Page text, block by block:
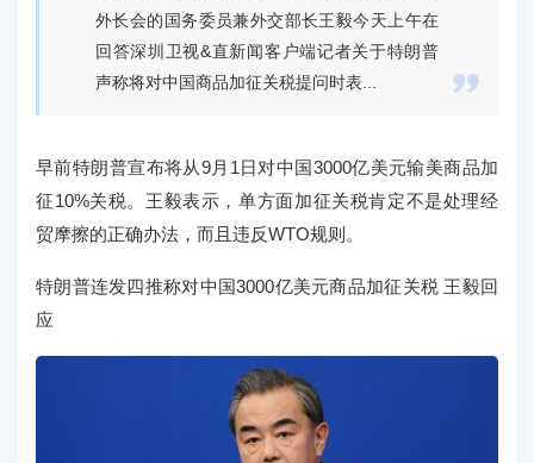

外长会的国务委员兼外交部长王毅今天上午在
回答深圳卫视&直新闻客户端记者关于特朗普
声称将对中国商品加征关税提问时表...
早前特朗普宣布将从9月1日对中国3000亿美元输美商品加
征10%关税。王毅表示，单方面加征关税肯定不是处理经
贸摩擦的正确办法，而且违反WTO规则。
特朗普连发四推称对中国3000亿美元商品加征关税 王毅回
应